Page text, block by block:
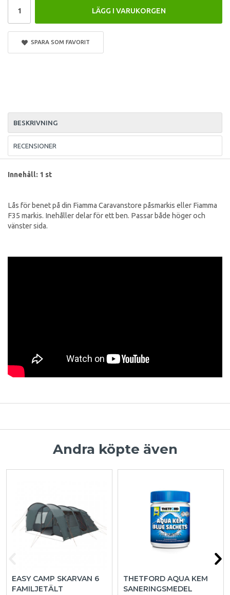
LÄGG I VARUKORGEN
SPARA SOM FAVORIT
BESKRIVNING
RECENSIONER
Innehåll: 1 st
Lås för benet på din Fiamma Caravanstore påsmarkis eller Fiamma
F35 markis. Inehåller delar för ett ben. Passar både höger och
vänster sida.
Andra köpte även
EASY CAMP SKARVAN 6
FAMILJETÄLT
THETFORD AQUA KEM
SANERINGSMEDEL